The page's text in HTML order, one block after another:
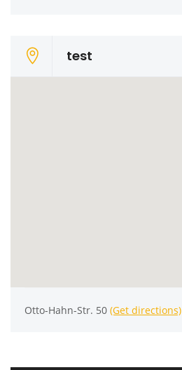
test
Otto-Hahn-Str. 50 (Get directions)